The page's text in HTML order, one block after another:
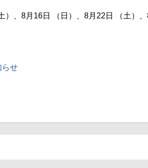
、8月16日 （日）、8月22日 （土）、
らせ